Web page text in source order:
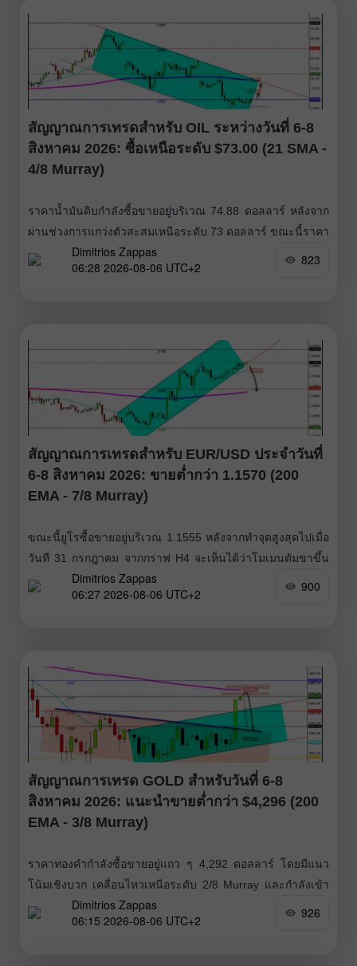
สัญญาณการเทรดสำหรับ OIL ระหว่างวันที่ 6-8
สิงหาคม 2026: ซื้อเหนือระดับ $73.00 (21 SMA -
4/8 Murray)
ราคาน้ำมันดิบกำลังซื้อขายอยู่บริเวณ 74.88 ดอลลาร์ หลังจาก
ผ่านช่วงการแกว่งตัวสะสมเหนือระดับ 73 ดอลลาร์ ขณะนี้ราคา
กำลังเคลื่อนไหวอยู่ใกล้จุด pivot 4/8 ของ Murray ซึ่งเปิดโอกาส
สำหรับการเปิดสถานะซื้อ หากราคาสามารถยืนเหนือระดับ 75
Dimitrios Zappas
06:28 2026-08-06 UTC+2
823
สัญญาณการเทรดสำหรับ EUR/USD ประจำวันที่
6-8 สิงหาคม 2026: ขายต่ำกว่า 1.1570 (200
EMA - 7/8 Murray)
ขณะนี้ยูโรซื้อขายอยู่บริเวณ 1.1555 หลังจากทำจุดสูงสุดไปเมื่อ
วันที่ 31 กรกฎาคม จากกราฟ H4 จะเห็นได้ว่าโมเมนตัมขาขึ้น
เริ่มอ่อนแรงลง เราคาดว่ายูโรมีแนวโน้มปรับตัวลงต่ำกว่าระดับ
1.1553 ภายในไม่กี่ชั่วโมงข้างหน้า เนื่องจากกำลังเข้าใกล้โซน
Dimitrios Zappas
06:27 2026-08-06 UTC+2
900
สัญญาณการเทรด GOLD สำหรับวันที่ 6-8
สิงหาคม 2026: แนะนำขายต่ำกว่า $4,296 (200
EMA - 3/8 Murray)
ราคาทองคำกำลังซื้อขายอยู่แถว ๆ 4,292 ดอลลาร์ โดยมีแนว
โน้มเชิงบวก เคลื่อนไหวเหนือระดับ 2/8 Murray และกำลังเข้า
ใกล้ระดับ 3/8 Murray ซึ่งเริ่มแสดงสัญญาณของการอ่อนแรงใน
โมเมนตัมขาขึ้น คาดว่าราคามีโอกาสปรับขึ้นไปทดสอบเส้นค่า
Dimitrios Zappas
06:15 2026-08-06 UTC+2
926